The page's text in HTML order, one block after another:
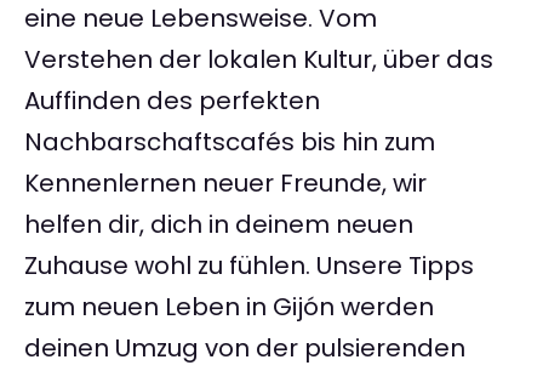
eine neue Lebensweise. Vom
Verstehen der lokalen Kultur, über das
Auffinden des perfekten
Nachbarschaftscafés bis hin zum
Kennenlernen neuer Freunde, wir
helfen dir, dich in deinem neuen
Zuhause wohl zu fühlen. Unsere Tipps
zum neuen Leben in Gijón werden
deinen Umzug von der pulsierenden